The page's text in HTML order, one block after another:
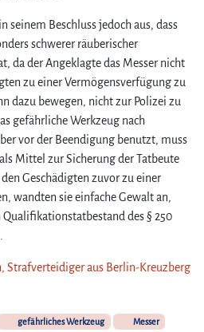
seinem Beschluss jedoch aus, dass
schwerer räuberischer
da der Angeklagte das Messer nicht
zu einer Vermögensverfügung zu
dazu bewegen, nicht zur Polizei zu
gefährliche Werkzeug nach
vor der Beendigung benutzt, muss
Mittel zur Sicherung der Tatbeute
Geschädigten zuvor zu einer
wandten sie einfache Gewalt an,
Qualifikationstatbestand des § 250
Strafverteidiger aus Berlin-Kreuzberg
gefährliches Werkzeug
Messer